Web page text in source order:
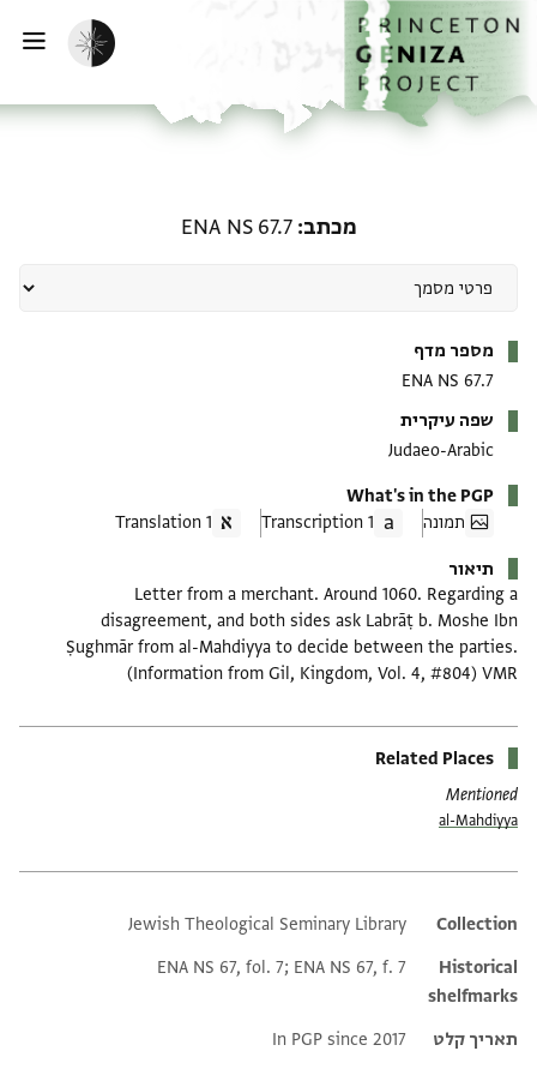
לתוכןהבית
הפעלת מצב כהה
מכתב ENA NS 67.7
מספר מדף
ENA NS 67.7
שפה עיקרית
Judaeo-Arabic
What's in the PGP
תמונה
1 Transcription
1 Translation
תיאור
Letter from a merchant. Around 1060. Regarding a
disagreement, and both sides ask Labrāṭ b. Moshe Ibn
Ṣughmār from al-Mahdiyya to decide between the parties.
(Information from Gil, Kingdom, Vol. 4, #804) VMR
Related Places
Mentioned
al-Mahdiyya
Additional metadata
Collection
Jewish Theological Seminary Library
Historical
shelfmarks
ENA NS 67, fol. 7; ENA NS 67, f. 7
תאריך קלט In PGP since 2017